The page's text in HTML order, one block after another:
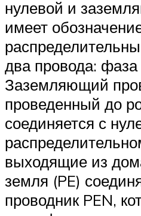
нулевой и
имеет
два провода: фаза
Заземляющий
проведенный до
соединяется с
выходящие из
земля (PE)
проводник PEN,